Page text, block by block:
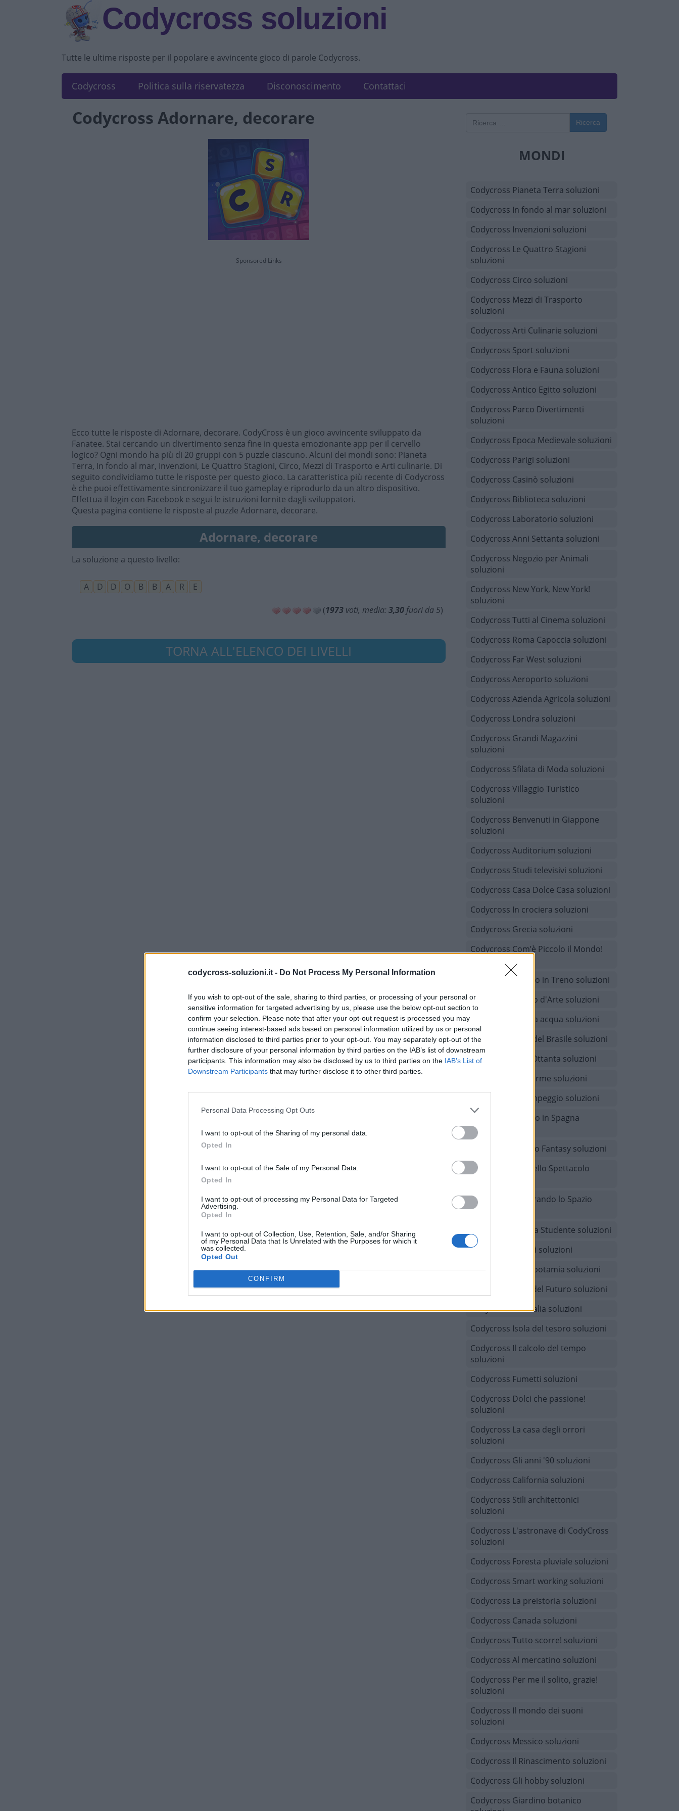
codycross-soluzioni.it - Do Not Process My Personal Information
If you wish to opt-out of the sale, sharing to third parties, or processing of your personal or
sensitive information for targeted advertising by us, please use the below opt-out section to
confirm your selection. Please note that after your opt-out request is processed you may
continue seeing interest-based ads based on personal information utilized by us or personal
information disclosed to third parties prior to your opt-out. You may separately opt-out of the
further disclosure of your personal information by third parties on the IAB’s list of downstream
participants. This information may also be disclosed by us to third parties on the IAB’s List of
Downstream Participants that may further disclose it to other third parties.
Personal Data Processing Opt Outs
I want to opt-out of the Sharing of my personal data.
Opted In
I want to opt-out of the Sale of my Personal Data.
Opted In
I want to opt-out of processing my Personal Data for Targeted
Advertising.
Opted In
I want to opt-out of Collection, Use, Retention, Sale, and/or Sharing
of my Personal Data that Is Unrelated with the Purposes for which it
was collected.
Opted Out
CONFIRM
Codycross soluzioni
Tutte le ultime risposte per il popolare e avvincente gioco di parole Codycross.
Codycross Politica sulla riservatezza Disconoscimento Contattaci
Codycross Adornare, decorare
Sponsored Links
Ecco tutte le risposte di Adornare, decorare. CodyCross è un gioco avvincente sviluppato da
Fanatee. Stai cercando un divertimento senza fine in questa emozionante app per il cervello
logico? Ogni mondo ha più di 20 gruppi con 5 puzzle ciascuno. Alcuni dei mondi sono: Pianeta
Terra, In fondo al mar, Invenzioni, Le Quattro Stagioni, Circo, Mezzi di Trasporto e Arti culinarie. Di
seguito condividiamo tutte le risposte per questo gioco. La caratteristica più recente di Codycross
è che puoi effettivamente sincronizzare il tuo gameplay e riprodurlo da un altro dispositivo.
Effettua il login con Facebook e segui le istruzioni fornite dagli sviluppatori.
Questa pagina contiene le risposte al puzzle Adornare, decorare.
Adornare, decorare
La soluzione a questo livello:
A D D O B B A R E
(1973 voti, media: 3,30 fuori da 5)
TORNA ALL'ELENCO DEI LIVELLI
Ricerca
MONDI
Codycross Pianeta Terra soluzioni
Codycross In fondo al mar soluzioni
Codycross Invenzioni soluzioni
Codycross Le Quattro Stagioni
soluzioni
Codycross Circo soluzioni
Codycross Mezzi di Trasporto
soluzioni
Codycross Arti Culinarie soluzioni
Codycross Sport soluzioni
Codycross Flora e Fauna soluzioni
Codycross Antico Egitto soluzioni
Codycross Parco Divertimenti
soluzioni
Codycross Epoca Medievale soluzioni
Codycross Parigi soluzioni
Codycross Casinò soluzioni
Codycross Biblioteca soluzioni
Codycross Laboratorio soluzioni
Codycross Anni Settanta soluzioni
Codycross Negozio per Animali
soluzioni
Codycross New York, New York!
soluzioni
Codycross Tutti al Cinema soluzioni
Codycross Roma Capoccia soluzioni
Codycross Far West soluzioni
Codycross Aeroporto soluzioni
Codycross Azienda Agricola soluzioni
Codycross Londra soluzioni
Codycross Grandi Magazzini
soluzioni
Codycross Sfilata di Moda soluzioni
Codycross Villaggio Turistico
soluzioni
Codycross Benvenuti in Giappone
soluzioni
Codycross Auditorium soluzioni
Codycross Studi televisivi soluzioni
Codycross Casa Dolce Casa soluzioni
Codycross In crociera soluzioni
Codycross Grecia soluzioni
Codycross Com’è Piccolo il Mondo!
Codycross Viaggio in Treno soluzioni
Codycross Museo d'Arte soluzioni
Codycross A tutta acqua soluzioni
Codycross Tour del Brasile soluzioni
Codycross Anni Ottanta soluzioni
Codycross Alle terme soluzioni
Codycross In campeggio soluzioni
Codycross Viaggio in Spagna
soluzioni
Codycross Mondo Fantasy soluzioni
Codycross Arti dello Spettacolo
Codycross Esplorando lo Spazio
soluzioni
Codycross Vita da Studente soluzioni
Codycross Giochi soluzioni
Codycross Mesopotamia soluzioni
Codycross Città del Futuro soluzioni
Codycross Australia soluzioni
Codycross Isola del tesoro soluzioni
Codycross Il calcolo del tempo
soluzioni
Codycross Fumetti soluzioni
Codycross Dolci che passione!
soluzioni
Codycross La casa degli orrori
soluzioni
Codycross Gli anni '90 soluzioni
Codycross California soluzioni
Codycross Stili architettonici
soluzioni
Codycross L'astronave di CodyCross
soluzioni
Codycross Foresta pluviale soluzioni
Codycross Smart working soluzioni
Codycross La preistoria soluzioni
Codycross Canada soluzioni
Codycross Tutto scorre! soluzioni
Codycross Al mercatino soluzioni
Codycross Per me il solito, grazie!
soluzioni
Codycross Il mondo dei suoni
soluzioni
Codycross Messico soluzioni
Codycross Il Rinascimento soluzioni
Codycross Gli hobby soluzioni
Codycross Giardino botanico